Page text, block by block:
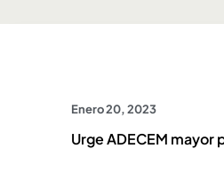
Enero 20, 2023
Urge ADECEM